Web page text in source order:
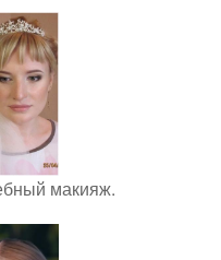
макияж.